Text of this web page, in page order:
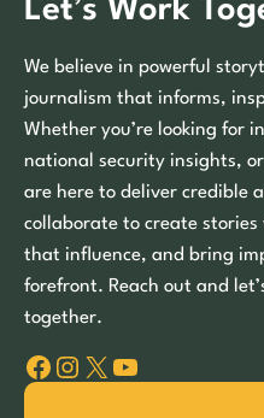
Let’s Work
We believe in powerful
journalism that informs,
Whether you’re looking for
national security insights,
are here to deliver credible
collaborate to create
that influence, and bring
forefront. Reach out and
together.
Facebook Instagram X YouTube